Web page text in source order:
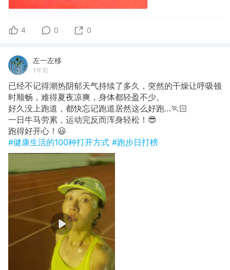
4 0 0
左一左移
1年前
已经不记得潮热阴郁天气持续了多久，突然的干燥让呼吸顿
时顺畅，难得夏夜凉爽，身体都轻盈不少。
好久没上跑道，都快忘记跑道居然这么好跑…🏃🏻
一日牛马劳累，运动完反而浑身轻松！😎
跑得好开心！😃
#健康生活的100种打开方式 #跑步日打榜